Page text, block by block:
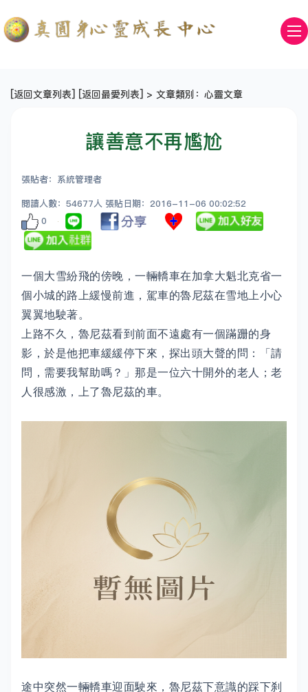
[返回文章列表] [返回最愛列表] > 文章類別：心靈文章
讓善意不再尷尬
張貼者：系統管理者
閱讀人數：54677人 張貼日期：2016-11-06 00:02:52
0
一個大雪紛飛的傍晚，一輛轎車在加拿大魁北克省一
個小城的路上緩慢前進，駕車的魯尼茲在雪地上小心
翼翼地駛著。
上路不久，魯尼茲看到前面不遠處有一個蹣跚的身
影，於是他把車緩緩停下來，探出頭大聲的問：「請
問，需要我幫助嗎？」那是一位六十開外的老人；老
人很感激，上了魯尼茲的車。
途中突然一輛轎車迎面駛來，魯尼茲下意識的踩下刹